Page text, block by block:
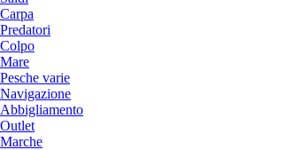
Carpa
Predatori
Colpo
Mare
Pesche varie
Navigazione
Abbigliamento
Outlet
Marche